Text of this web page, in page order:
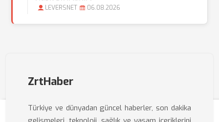
LEVERSNET 06.08.2026
ZrtHaber
Türkiye ve dünyadan güncel haberler, son dakika